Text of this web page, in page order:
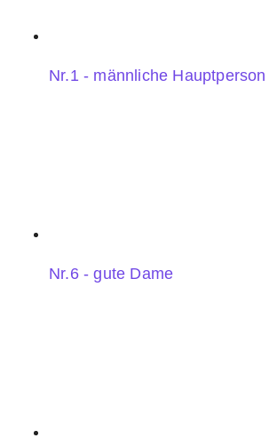
Nr.1 - männliche Hauptperson
Nr.6 - gute Dame